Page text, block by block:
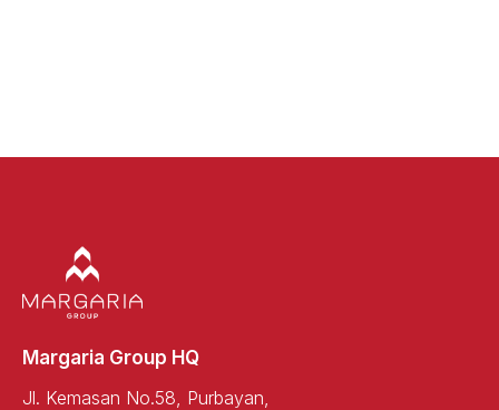
Margaria Group HQ
Jl. Kemasan No.58, Purbayan,